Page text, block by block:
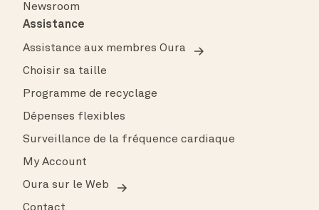
Newsroom
Assistance
Assistance aux membres Oura
Choisir sa taille
Programme de recyclage
Dépenses flexibles
Surveillance de la fréquence cardiaque
My Account
Oura sur le Web